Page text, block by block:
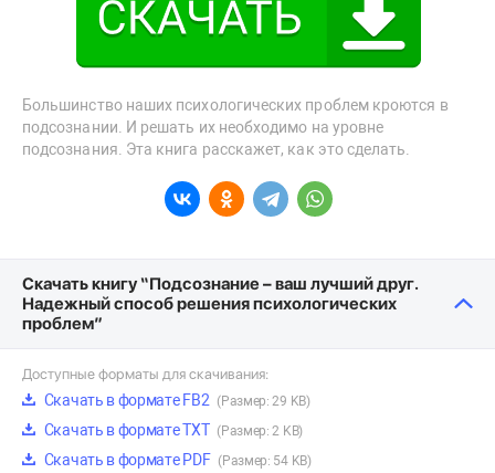
Большинство наших психологических проблем кроются в
подсознании. И решать их необходимо на уровне
подсознания. Эта книга расскажет, как это сделать.
Скачать книгу “Подсознание – ваш лучший друг.
Надежный способ решения психологических
проблем”
Доступные форматы для скачивания:
Скачать в формате FB2 (Размер: 29 KB)
Скачать в формате TXT (Размер: 2 KB)
Скачать в формате PDF (Размер: 54 KB)